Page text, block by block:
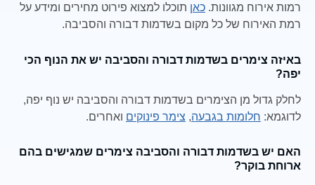
רמות אירוח מגוונות. כאן תוכלו למצוא פירוט מחירים ומידע על
רמת האירוח של כל מקום בשדמות דבורה והסביבה.
באיזה צימרים בשדמות דבורה והסביבה יש את הנוף הכי
יפה?
לחלק גדול מן הצימרים בשדמות דבורה והסביבה יש נוף יפה,
לדוגמא: חלומות בגבעה, צימר פינוקים ואחרים.
האם יש בשדמות דבורה והסביבה צימרים שמגישים בהם
ארוחת בוקר?